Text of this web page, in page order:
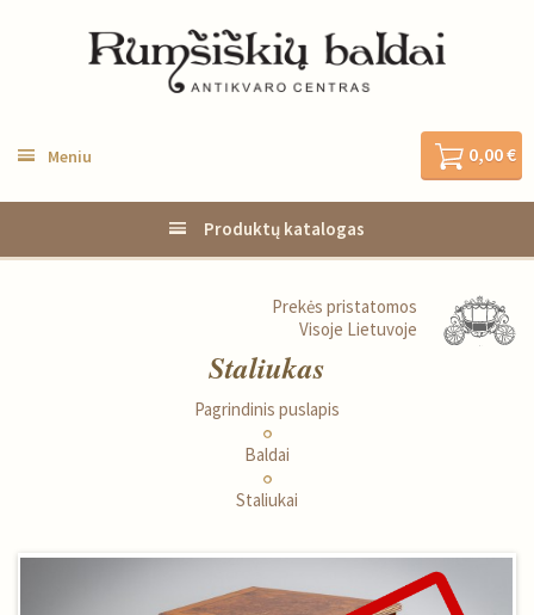
Meniu 0,00 €
Produktų katalogas
Prekės pristatomos
Visoje Lietuvoje
Staliukas
Pagrindinis puslapis
Baldai
Staliukai